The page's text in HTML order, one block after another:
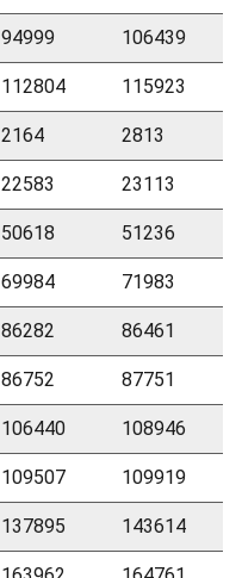
94999 106439
112804 115923
2164 2813
22583 23113
50618 51236
69984 71983
86282 86461
86752 87751
106440 108946
109507 109919
137895 143614